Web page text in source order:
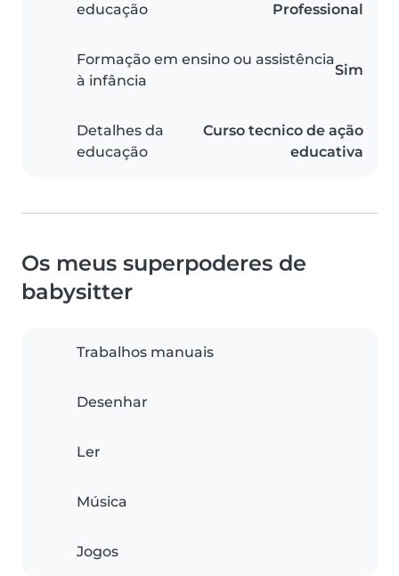
educação
Professional
Formação em ensino ou assistência
à infância
Sim
Detalhes da
educação
Curso tecnico de ação
educativa
Os meus superpoderes de
babysitter
Trabalhos manuais
Desenhar
Ler
Música
Jogos